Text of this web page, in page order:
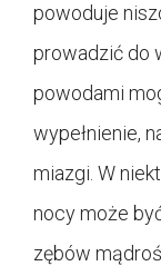
powoduje
prowadzić do
powodami
wypełnienie,
miazgi. W
nocy może
zębów